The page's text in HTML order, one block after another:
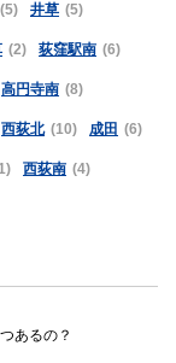
(5) 井草 (5)
(2) 荻窪駅南 (6)
高円寺南 (8)
西荻北 (10) 成田 (6)
西荻南 (4)
あるの？